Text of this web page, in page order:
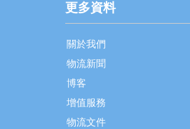
更多資料
關於我們
物流新聞
博客
增值服務
物流文件